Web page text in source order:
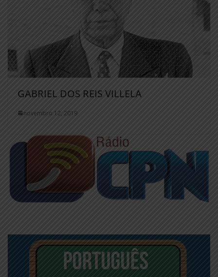
GABRIEL DOS REIS VILLELA
novembro 12, 2019